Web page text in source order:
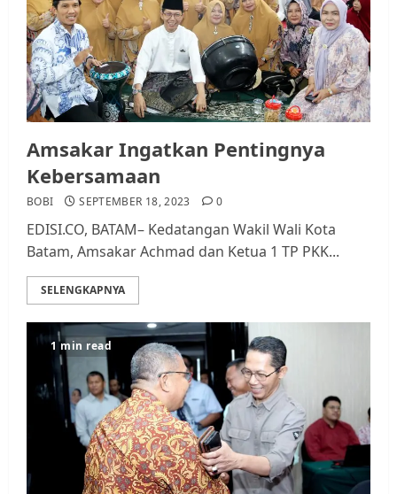
Amsakar Ingatkan Pentingnya
Kebersamaan
BOBI SEPTEMBER 18, 2023 0
EDISI.CO, BATAM– Kedatangan Wakil Wali Kota
Batam, Amsakar Achmad dan Ketua 1 TP PKK...
SELENGKAPNYA
1 min read
3
Datangi Pemko Batam, Warga
Rempang Protes Lahan Mereka
Diambil untuk Sekolah Rakyat
JULI 21, 2026 0